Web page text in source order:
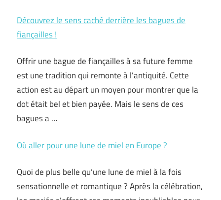
Découvrez le sens caché derrière les bagues de
fiançailles !
Offrir une bague de fiançailles à sa future femme
est une tradition qui remonte à l’antiquité. Cette
action est au départ un moyen pour montrer que la
dot était bel et bien payée. Mais le sens de ces
bagues a …
Où aller pour une lune de miel en Europe ?
Quoi de plus belle qu’une lune de miel à la fois
sensationnelle et romantique ? Après la célébration,